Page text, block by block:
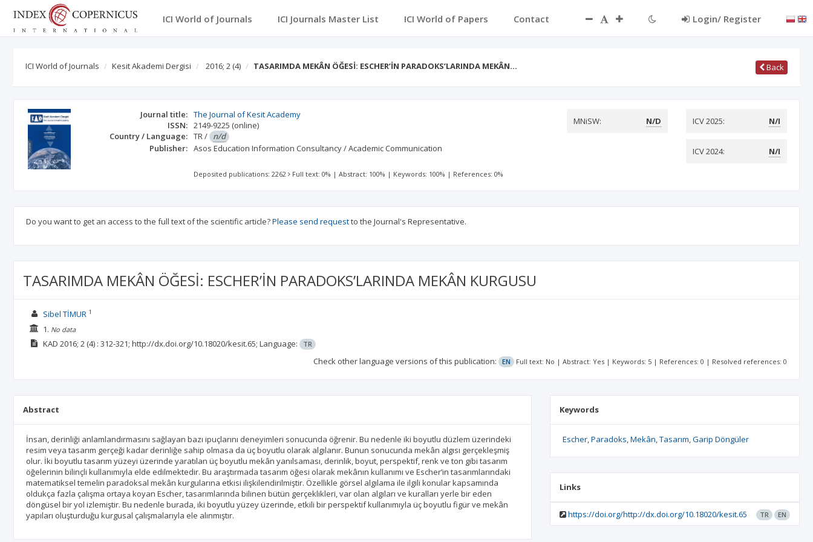
ICI World of Journals ICI Journals Master List ICI World of Papers Contact Login/ Register
ICI World of Journals Kesit Akademi Dergisi 2016; 2 (4) TASARIMDA MEKÂN ÖĞESİ: ESCHER’İN PARADOKS’LARINDA MEKÂN… Back
Journal title: The Journal of Kesit Academy
ISSN: 2149-9225 (online)
Country / Language: TR/ n/d
Publisher: Asos Education Information Consultancy / Academic Communication
MNiSW: N/D ICV 2025: N/I
ICV 2024: N/I
Deposited publications: 2262 Full text: 0% |Abstract: 100% | Keywords: 100% | References: 0%
Do you want to get an access to the full text of the scientific article?Please send requestto the Journal's Representative.
TASARIMDA MEKÂN ÖĞESİ: ESCHER’İN PARADOKS’LARINDA MEKÂN KURGUSU
Sibel TİMUR 1
1. No data
KAD 2016; 2(4) : 312-321; http://dx.doi.org/10.18020/kesit.65; Language: TR
Check other language versions of this publication: EN Full text: No | Abstract: Yes | Keywords: 5 | References: 0 | Resolved references: 0
Abstract
İnsan, derinliği anlamlandırmasını sağlayan bazı ipuçlarını deneyimleri sonucunda öğrenir. Bu nedenle iki boyutlu düzlem üzerindeki
resim veya tasarım gerçeği kadar derinliğe sahip olmasa da üç boyutlu olarak algılanır. Bunun sonucunda mekân algısı gerçekleşmiş
olur. İki boyutlu tasarım yüzeyi üzerinde yaratılan üç boyutlu mekân yanılsaması, derinlik, boyut, perspektif, renk ve ton gibi tasarım
öğelerinin bilinçli kullanımıyla elde edilmektedir. Bu araştırmada tasarım öğesi olarak mekânın kullanımı ve Escher’in tasarımlarındaki
matematiksel temelin paradoksal mekân kurgularına etkisi ilişkilendirilmiştir. Özellikle görsel algılama ile ilgili konular kapsamında
oldukça fazla çalışma ortaya koyan Escher, tasarımlarında bilinen bütün gerçeklikleri, var olan algıları ve kuralları yerle bir eden
döngüsel bir yol izlemiştir. Bu nedenle burada, iki boyutlu yüzey üzerinde, etkili bir perspektif kullanımıyla üç boyutlu figür ve mekân
yapıları oluşturduğu kurgusal çalışmalarıyla ele alınmıştır.
Keywords
Escher Paradoks Mekân Tasarım Garip Döngüler
Links
https://doi.org/http://dx.doi.org/10.18020/kesit.65 TR EN